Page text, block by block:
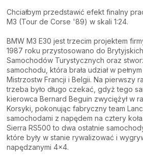
Chciałbym przedstawić efekt finalny
M3 (Tour de Corse '89) w skali 1:24.
BMW M3 E30 jest trzecim projektem
1987 roku przystosowano do
Samochodów Turystycznych oraz
samochodu, która brała udział w
Mistrzostw Francji i Belgii. Na pierwszy
trzeba było długo czekać, gdyż tego
kierowca Bernard Beguin zwyciężył w
Korsyki, pokonując fabryczny team
samochodami z napędem na cztery
Sierra RS500 to dwa ostatnie
które były w stanie rywalizować i
napędzanymi 4x4.